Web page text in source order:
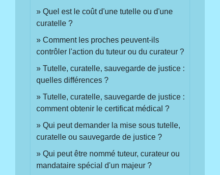
Quel est le coût d'une tutelle ou d'une
curatelle ?
Comment les proches peuvent-ils
contrôler l'action du tuteur ou du curateur ?
Tutelle, curatelle, sauvegarde de justice :
quelles différences ?
Tutelle, curatelle, sauvegarde de justice :
comment obtenir le certificat médical ?
Qui peut demander la mise sous tutelle,
curatelle ou sauvegarde de justice ?
Qui peut être nommé tuteur, curateur ou
mandataire spécial d'un majeur ?